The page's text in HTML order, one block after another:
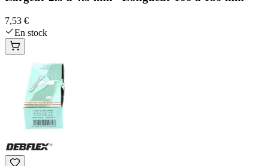
7,53 €
En stock